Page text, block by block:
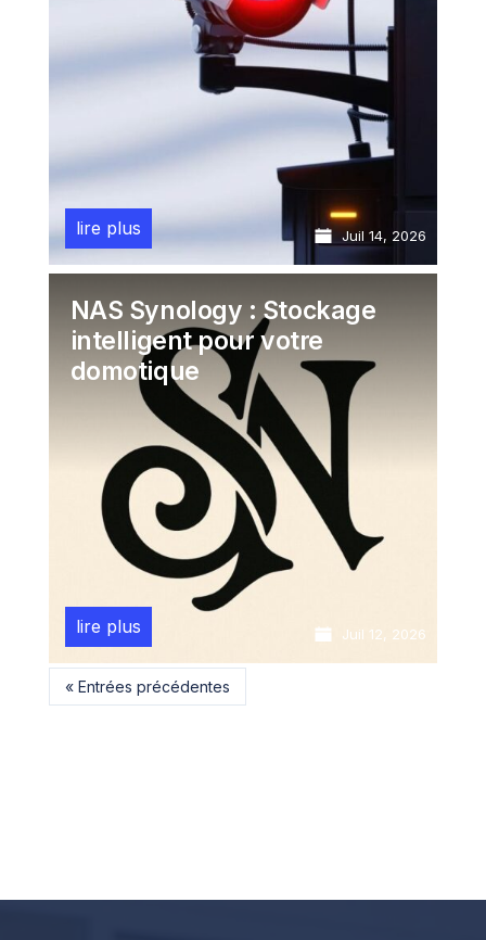
Juil 14, 2026
lire plus
NAS Synology : Stockage
intelligent pour votre
domotique
Juil 12, 2026
lire plus
« Entrées précédentes